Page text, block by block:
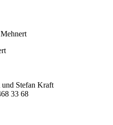
Stefan Kraft
33 68